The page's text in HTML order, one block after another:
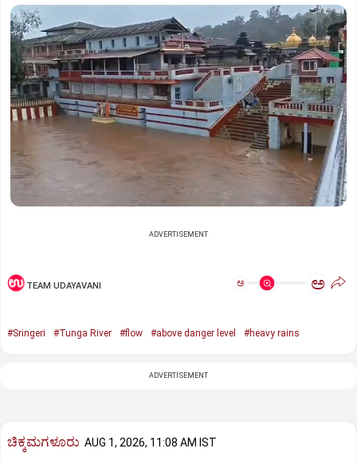
ADVERTISEMENT
TEAM UDAYAVANI ಅ ಅ
#Sringeri #Tunga River #flow #above danger level #heavy rains
ADVERTISEMENT
ಚಿಕ್ಕಮಗಳೂರು AUG 1, 2026, 11:08 AM IST